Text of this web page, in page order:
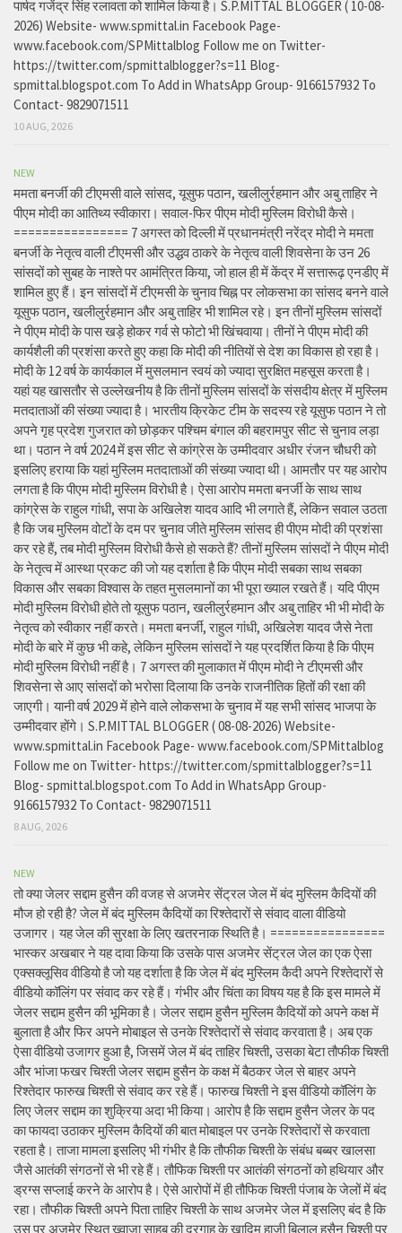
पार्षद गजेंद्र सिंह रलावता को शामिल किया है। S.P.MITTAL BLOGGER ( 10-08-
2026) Website- www.spmittal.in Facebook Page-
www.facebook.com/SPMittalblog Follow me on Twitter-
https://twitter.com/spmittalblogger?s=11 Blog-
spmittal.blogspot.com To Add in WhatsApp Group- 9166157932 To
Contact- 9829071511
10 AUG, 2026
NEW
ममता बनर्जी की टीएमसी वाले सांसद, यूसुफ पठान, खलीलुर्रहमान और अबु ताहिर ने
पीएम मोदी का आतिथ्य स्वीकारा। सवाल-फिर पीएम मोदी मुस्लिम विरोधी कैसे।
================ 7 अगस्त को दिल्ली में प्रधानमंत्री नरेंद्र मोदी ने ममता
बनर्जी के नेतृत्व वाली टीएमसी और उद्धव ठाकरे के नेतृत्व वाली शिवसेना के उन 26
सांसदों को सुबह के नाश्ते पर आमंत्रित किया, जो हाल ही में केंद्र में सत्तारूढ़ एनडीए में
शामिल हुए हैं। इन सांसदों में टीएमसी के चुनाव चिह्न पर लोकसभा का सांसद बनने वाले
यूसुफ पठान, खलीलुर्रहमान और अबु ताहिर भी शामिल रहे। इन तीनों मुस्लिम सांसदों
ने पीएम मोदी के पास खड़े होकर गर्व से फोटो भी खिंचवाया। तीनों ने पीएम मोदी की
कार्यशैली की प्रशंसा करते हुए कहा कि मोदी की नीतियों से देश का विकास हो रहा है।
मोदी के 12 वर्ष के कार्यकाल में मुसलमान स्वयं को ज्यादा सुरक्षित महसूस करता है।
यहां यह खासतौर से उल्लेखनीय है कि तीनों मुस्लिम सांसदों के संसदीय क्षेत्र में मुस्लिम
मतदाताओं की संख्या ज्यादा है। भारतीय क्रिकेट टीम के सदस्य रहे यूसुफ पठान ने तो
अपने गृह प्रदेश गुजरात को छोड़कर पश्चिम बंगाल की बहरामपुर सीट से चुनाव लड़ा
था। पठान ने वर्ष 2024 में इस सीट से कांग्रेस के उम्मीदवार अधीर रंजन चौधरी को
इसलिए हराया कि यहां मुस्लिम मतदाताओं की संख्या ज्यादा थी। आमतौर पर यह आरोप
लगता है कि पीएम मोदी मुस्लिम विरोधी है। ऐसा आरोप ममता बनर्जी के साथ साथ
कांग्रेस के राहुल गांधी, सपा के अखिलेश यादव आदि भी लगाते हैं, लेकिन सवाल उठता
है कि जब मुस्लिम वोटों के दम पर चुनाव जीते मुस्लिम सांसद ही पीएम मोदी की प्रशंसा
कर रहे हैं, तब मोदी मुस्लिम विरोधी कैसे हो सकते हैं? तीनों मुस्लिम सांसदों ने पीएम मोदी
के नेतृत्व में आस्था प्रकट की जो यह दर्शाता है कि पीएम मोदी सबका साथ सबका
विकास और सबका विश्वास के तहत मुसलमानों का भी पूरा ख्याल रखते हैं। यदि पीएम
मोदी मुस्लिम विरोधी होते तो यूसुफ पठान, खलीलुर्रहमान और अबु ताहिर भी भी मोदी के
नेतृत्व को स्वीकार नहीं करते। ममता बनर्जी, राहुल गांधी, अखिलेश यादव जैसे नेता
मोदी के बारे में कुछ भी कहे, लेकिन मुस्लिम सांसदों ने यह प्रदर्शित किया है कि पीएम
मोदी मुस्लिम विरोधी नहीं है। 7 अगस्त की मुलाकात में पीएम मोदी ने टीएमसी और
शिवसेना से आए सांसदों को भरोसा दिलाया कि उनके राजनीतिक हितों की रक्षा की
जाएगी। यानी वर्ष 2029 में होने वाले लोकसभा के चुनाव में यह सभी सांसद भाजपा के
उम्मीदवार होंगे। S.P.MITTAL BLOGGER ( 08-08-2026) Website-
www.spmittal.in Facebook Page- www.facebook.com/SPMittalblog
Follow me on Twitter- https://twitter.com/spmittalblogger?s=11
Blog- spmittal.blogspot.com To Add in WhatsApp Group-
9166157932 To Contact- 9829071511
8 AUG, 2026
NEW
तो क्या जेलर सद्दाम हुसैन की वजह से अजमेर सेंट्रल जेल में बंद मुस्लिम कैदियों की
मौज हो रही है? जेल में बंद मुस्लिम कैदियों का रिश्तेदारों से संवाद वाला वीडियो
उजागर। यह जेल की सुरक्षा के लिए खतरनाक स्थिति है। ================
भास्कर अखबार ने यह दावा किया कि उसके पास अजमेर सेंट्रल जेल का एक ऐसा
एक्सक्लूसिव वीडियो है जो यह दर्शाता है कि जेल में बंद मुस्लिम कैदी अपने रिश्तेदारों से
वीडियो कॉलिंग पर संवाद कर रहे हैं। गंभीर और चिंता का विषय यह है कि इस मामले में
जेलर सद्दाम हुसैन की भूमिका है। जेलर सद्दाम हुसैन मुस्लिम कैदियों को अपने कक्ष में
बुलाता है और फिर अपने मोबाइल से उनके रिश्तेदारों से संवाद करवाता है। अब एक
ऐसा वीडियो उजागर हुआ है, जिसमें जेल में बंद ताहिर चिश्ती, उसका बेटा तौफीक चिश्ती
और भांजा फखर चिश्ती जेलर सद्दाम हुसैन के कक्ष में बैठकर जेल से बाहर अपने
रिश्तेदार फारुख चिश्ती से संवाद कर रहे हैं। फारुख चिश्ती ने इस वीडियो कॉलिंग के
लिए जेलर सद्दाम का शुक्रिया अदा भी किया। आरोप है कि सद्दाम हुसैन जेलर के पद
का फायदा उठाकर मुस्लिम कैदियों की बात मोबाइल पर उनके रिश्तेदारों से करवाता
रहता है। ताजा मामला इसलिए भी गंभीर है कि तौफीक चिश्ती के संबंध बब्बर खालसा
जैसे आतंकी संगठनों से भी रहे हैं। तौफिक चिश्ती पर आतंकी संगठनों को हथियार और
ड्रग्स सप्लाई करने के आरोप है। ऐसे आरोपों में ही तौफिक चिश्ती पंजाब के जेलों में बंद
रहा। तौफीक चिश्ती अपने पिता ताहिर चिश्ती के साथ अजमेर जेल में इसलिए बंद है कि
उस पर अजमेर स्थित ख्वाजा साहब की दरगाह के खादिम हाजी बिलाल हुसैन चिश्ती पर